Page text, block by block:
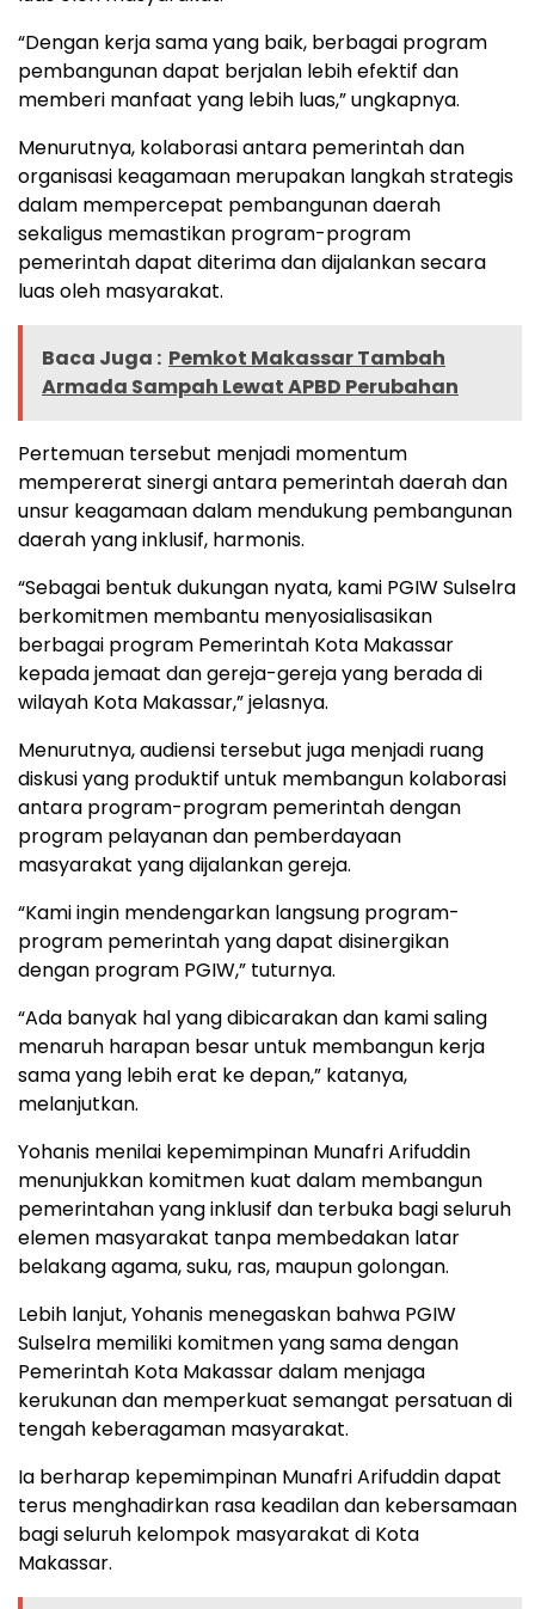
“Dengan kerja sama yang baik, berbagai program
pembangunan dapat berjalan lebih efektif dan
memberi manfaat yang lebih luas,” ungkapnya.
Menurutnya, kolaborasi antara pemerintah dan
organisasi keagamaan merupakan langkah strategis
dalam mempercepat pembangunan daerah
sekaligus memastikan program-program
pemerintah dapat diterima dan dijalankan secara
luas oleh masyarakat.
Baca Juga : Pemkot Makassar Tambah
Armada Sampah Lewat APBD Perubahan
Pertemuan tersebut menjadi momentum
mempererat sinergi antara pemerintah daerah dan
unsur keagamaan dalam mendukung pembangunan
daerah yang inklusif, harmonis.
“Sebagai bentuk dukungan nyata, kami PGIW Sulselra
berkomitmen membantu menyosialisasikan
berbagai program Pemerintah Kota Makassar
kepada jemaat dan gereja-gereja yang berada di
wilayah Kota Makassar,” jelasnya.
Menurutnya, audiensi tersebut juga menjadi ruang
diskusi yang produktif untuk membangun kolaborasi
antara program-program pemerintah dengan
program pelayanan dan pemberdayaan
masyarakat yang dijalankan gereja.
“Kami ingin mendengarkan langsung program-
program pemerintah yang dapat disinergikan
dengan program PGIW,” tuturnya.
“Ada banyak hal yang dibicarakan dan kami saling
menaruh harapan besar untuk membangun kerja
sama yang lebih erat ke depan,” katanya,
melanjutkan.
Yohanis menilai kepemimpinan Munafri Arifuddin
menunjukkan komitmen kuat dalam membangun
pemerintahan yang inklusif dan terbuka bagi seluruh
elemen masyarakat tanpa membedakan latar
belakang agama, suku, ras, maupun golongan.
Lebih lanjut, Yohanis menegaskan bahwa PGIW
Sulselra memiliki komitmen yang sama dengan
Pemerintah Kota Makassar dalam menjaga
kerukunan dan memperkuat semangat persatuan di
tengah keberagaman masyarakat.
Ia berharap kepemimpinan Munafri Arifuddin dapat
terus menghadirkan rasa keadilan dan kebersamaan
bagi seluruh kelompok masyarakat di Kota
Makassar.